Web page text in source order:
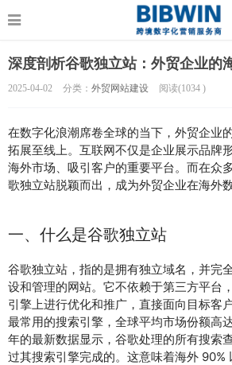
深度剖析谷歌独立站：外贸企业的
2025-04-02 分类： 外贸网站建设 阅读(1034 )
在数字化浪潮席卷全球的当下，外贸企业
拓展至线上。互联网不仅是企业展示品牌
海外市场、吸引客户的重要平台。而在众
歌独立站脱颖而出，成为外贸企业在海外
一、什么是谷歌独立站
谷歌独立站，指的是拥有独立域名，并完
设和管理的网站。它不依赖于第三方平台
引擎上进行优化和推广，直接面向目标客
最常用的搜索引擎，全球平均市场份额高
年的最新数据显示，谷歌处理的所有搜索
过其搜索引擎完成的。这意味着海外 90%